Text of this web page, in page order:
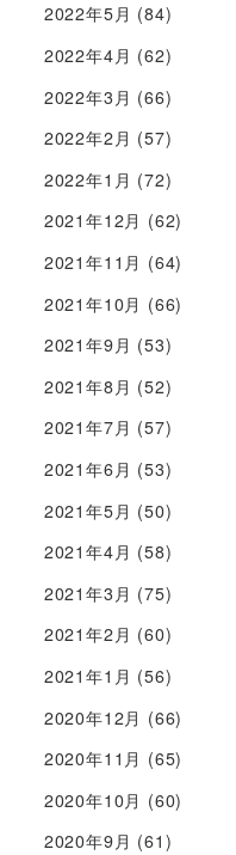
2022年5月 (84)
2022年4月 (62)
2022年3月 (66)
2022年2月 (57)
2022年1月 (72)
2021年12月 (62)
2021年11月 (64)
2021年10月 (66)
2021年9月 (53)
2021年8月 (52)
2021年7月 (57)
2021年6月 (53)
2021年5月 (50)
2021年4月 (58)
2021年3月 (75)
2021年2月 (60)
2021年1月 (56)
2020年12月 (66)
2020年11月 (65)
2020年10月 (60)
2020年9月 (61)